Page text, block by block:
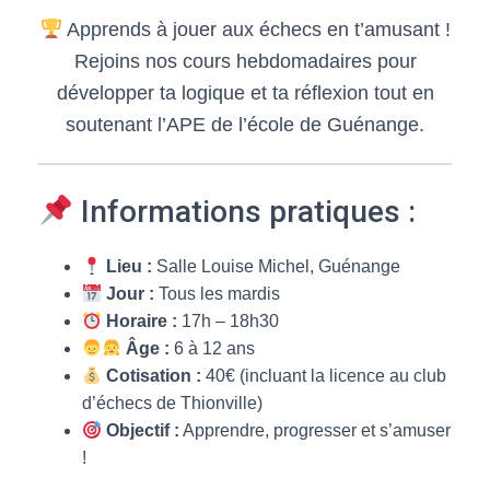
Apprends à jouer aux échecs en t’amusant !
Rejoins nos cours hebdomadaires pour
développer ta logique et ta réflexion tout en
soutenant l’APE de l’école de Guénange.
Informations pratiques :
Lieu : Salle Louise Michel, Guénange
Jour : Tous les mardis
Horaire : 17h – 18h30
Âge : 6 à 12 ans
Cotisation : 40€ (incluant la licence au club
d’échecs de Thionville)
Objectif : Apprendre, progresser et s’amuser
!